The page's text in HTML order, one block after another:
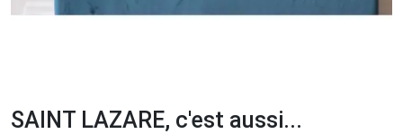
SAINT LAZARE, c'est aussi...